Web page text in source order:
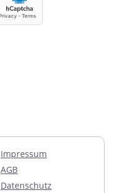
Impressum
AGB
Datenschutz